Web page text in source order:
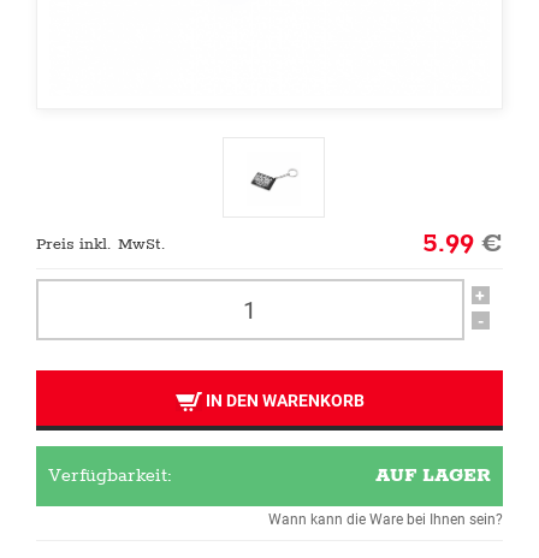
Preis inkl. MwSt. 5.99€
+
-
IN DEN WARENKORB
Verfügbarkeit: AUF LAGER
Wann kann die Ware bei Ihnen sein?